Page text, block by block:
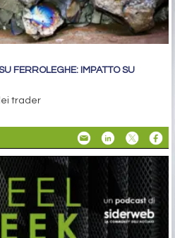
FERROLEGHE: IMPATTO SU
trader